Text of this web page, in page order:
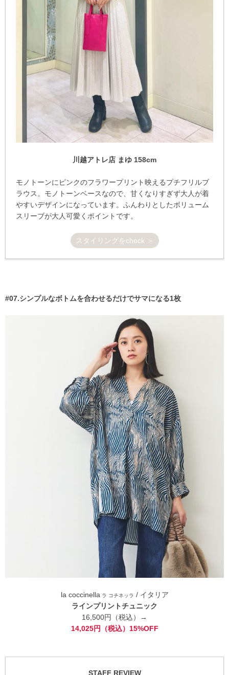
川越アトレ店 まゆ 158cm
モノトーンにピンクのフラワープリント映えるプチフリルブ
ラウス。モノトーンベースなので、甘くなりすぎず大人が着
やすいデザインになっています。ふんわりとしたボリューム
スリーブが大人可愛くポイントです。
スタイリングをcheck ＞
#07.シンプルなボトムを合わせるだけでサマになる1枚
la coccinellaラ コチネッラ / イタリア
ラインプリントチュニック
16,500円（税込）→
14,025円（税込）15%OFF
STAFF REVIEW